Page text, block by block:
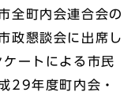
全町内会連合会の
政懇談会に出席し
ートによる市民
29年度町内会・